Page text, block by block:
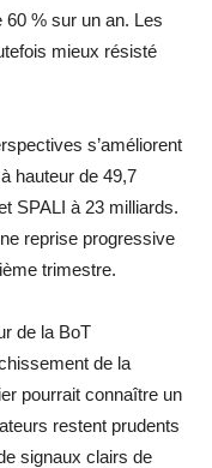
% sur un an. Les
mieux résisté
s’améliorent
hauteur de 49,7
SPALI à 23 milliards.
reprise progressive
trimestre.
de la BoT
de la
pourrait connaître un
restent prudents
signaux clairs de